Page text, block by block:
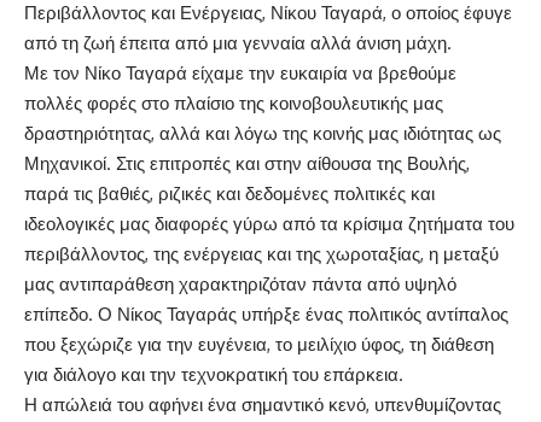
Περιβάλλοντος και Ενέργειας, Νίκου Ταγαρά, ο οποίος έφυγε
από τη ζωή έπειτα από μια γενναία αλλά άνιση μάχη.
Με τον Νίκο Ταγαρά είχαμε την ευκαιρία να βρεθούμε
πολλές φορές στο πλαίσιο της κοινοβουλευτικής μας
δραστηριότητας, αλλά και λόγω της κοινής μας ιδιότητας ως
Μηχανικοί. Στις επιτροπές και στην αίθουσα της Βουλής,
παρά τις βαθιές, ριζικές και δεδομένες πολιτικές και
ιδεολογικές μας διαφορές γύρω από τα κρίσιμα ζητήματα του
περιβάλλοντος, της ενέργειας και της χωροταξίας, η μεταξύ
μας αντιπαράθεση χαρακτηριζόταν πάντα από υψηλό
επίπεδο. Ο Νίκος Ταγαράς υπήρξε ένας πολιτικός αντίπαλος
που ξεχώριζε για την ευγένεια, το μειλίχιο ύφος, τη διάθεση
για διάλογο και την τεχνοκρατική του επάρκεια.
Η απώλειά του αφήνει ένα σημαντικό κενό, υπενθυμίζοντας